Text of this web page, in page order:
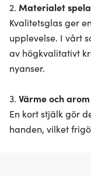
2. Materialet
Kvalitetsglas ger
upplevelse. I vårt
av högkvalitativt
nyanser.
3. Värme och arom
En kort stjälk gör
handen, vilket